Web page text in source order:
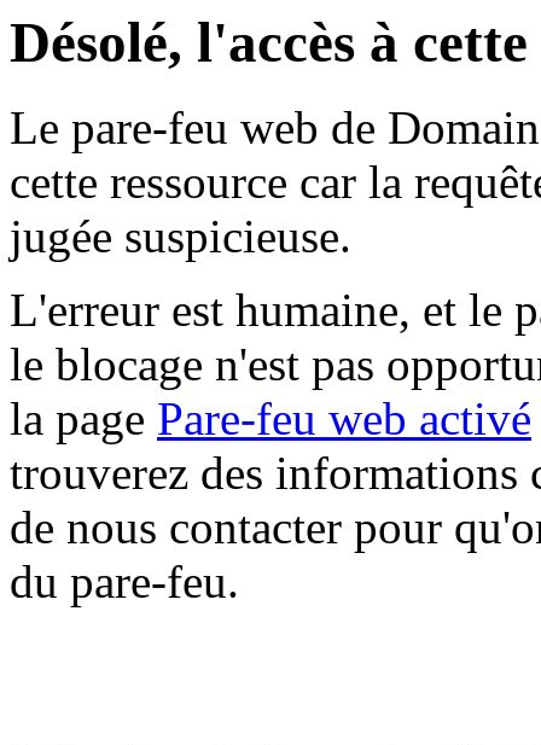
Désolé, l'accès à
Le pare-feu web de
cette ressource car la
jugée suspicieuse.
L'erreur est humaine, et le
le blocage n'est pas
la page Pare-feu web activé
trouverez des informations
de nous contacter pour
du pare-feu.